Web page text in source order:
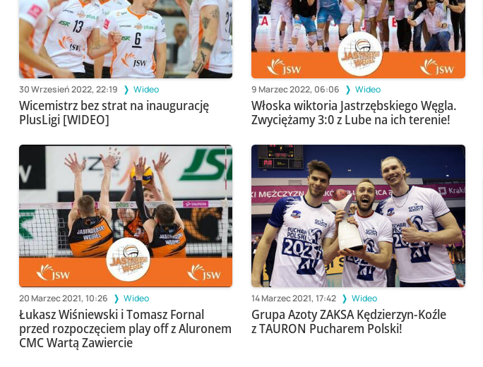
30 Wrzesień 2022, 22:19 Wideo
Wicemistrz bez strat na inaugurację
PlusLigi [WIDEO]
9 Marzec 2022, 06:06 Wideo
Włoska wiktoria Jastrzębskiego Węgla.
Zwyciężamy 3:0 z Lube na ich terenie!
20 Marzec 2021, 10:26 Wideo
Łukasz Wiśniewski i Tomasz Fornal
przed rozpoczęciem play off z Aluronem
CMC Wartą Zawiercie
14 Marzec 2021, 17:42 Wideo
Grupa Azoty ZAKSA Kędzierzyn-Koźle
z TAURON Pucharem Polski!